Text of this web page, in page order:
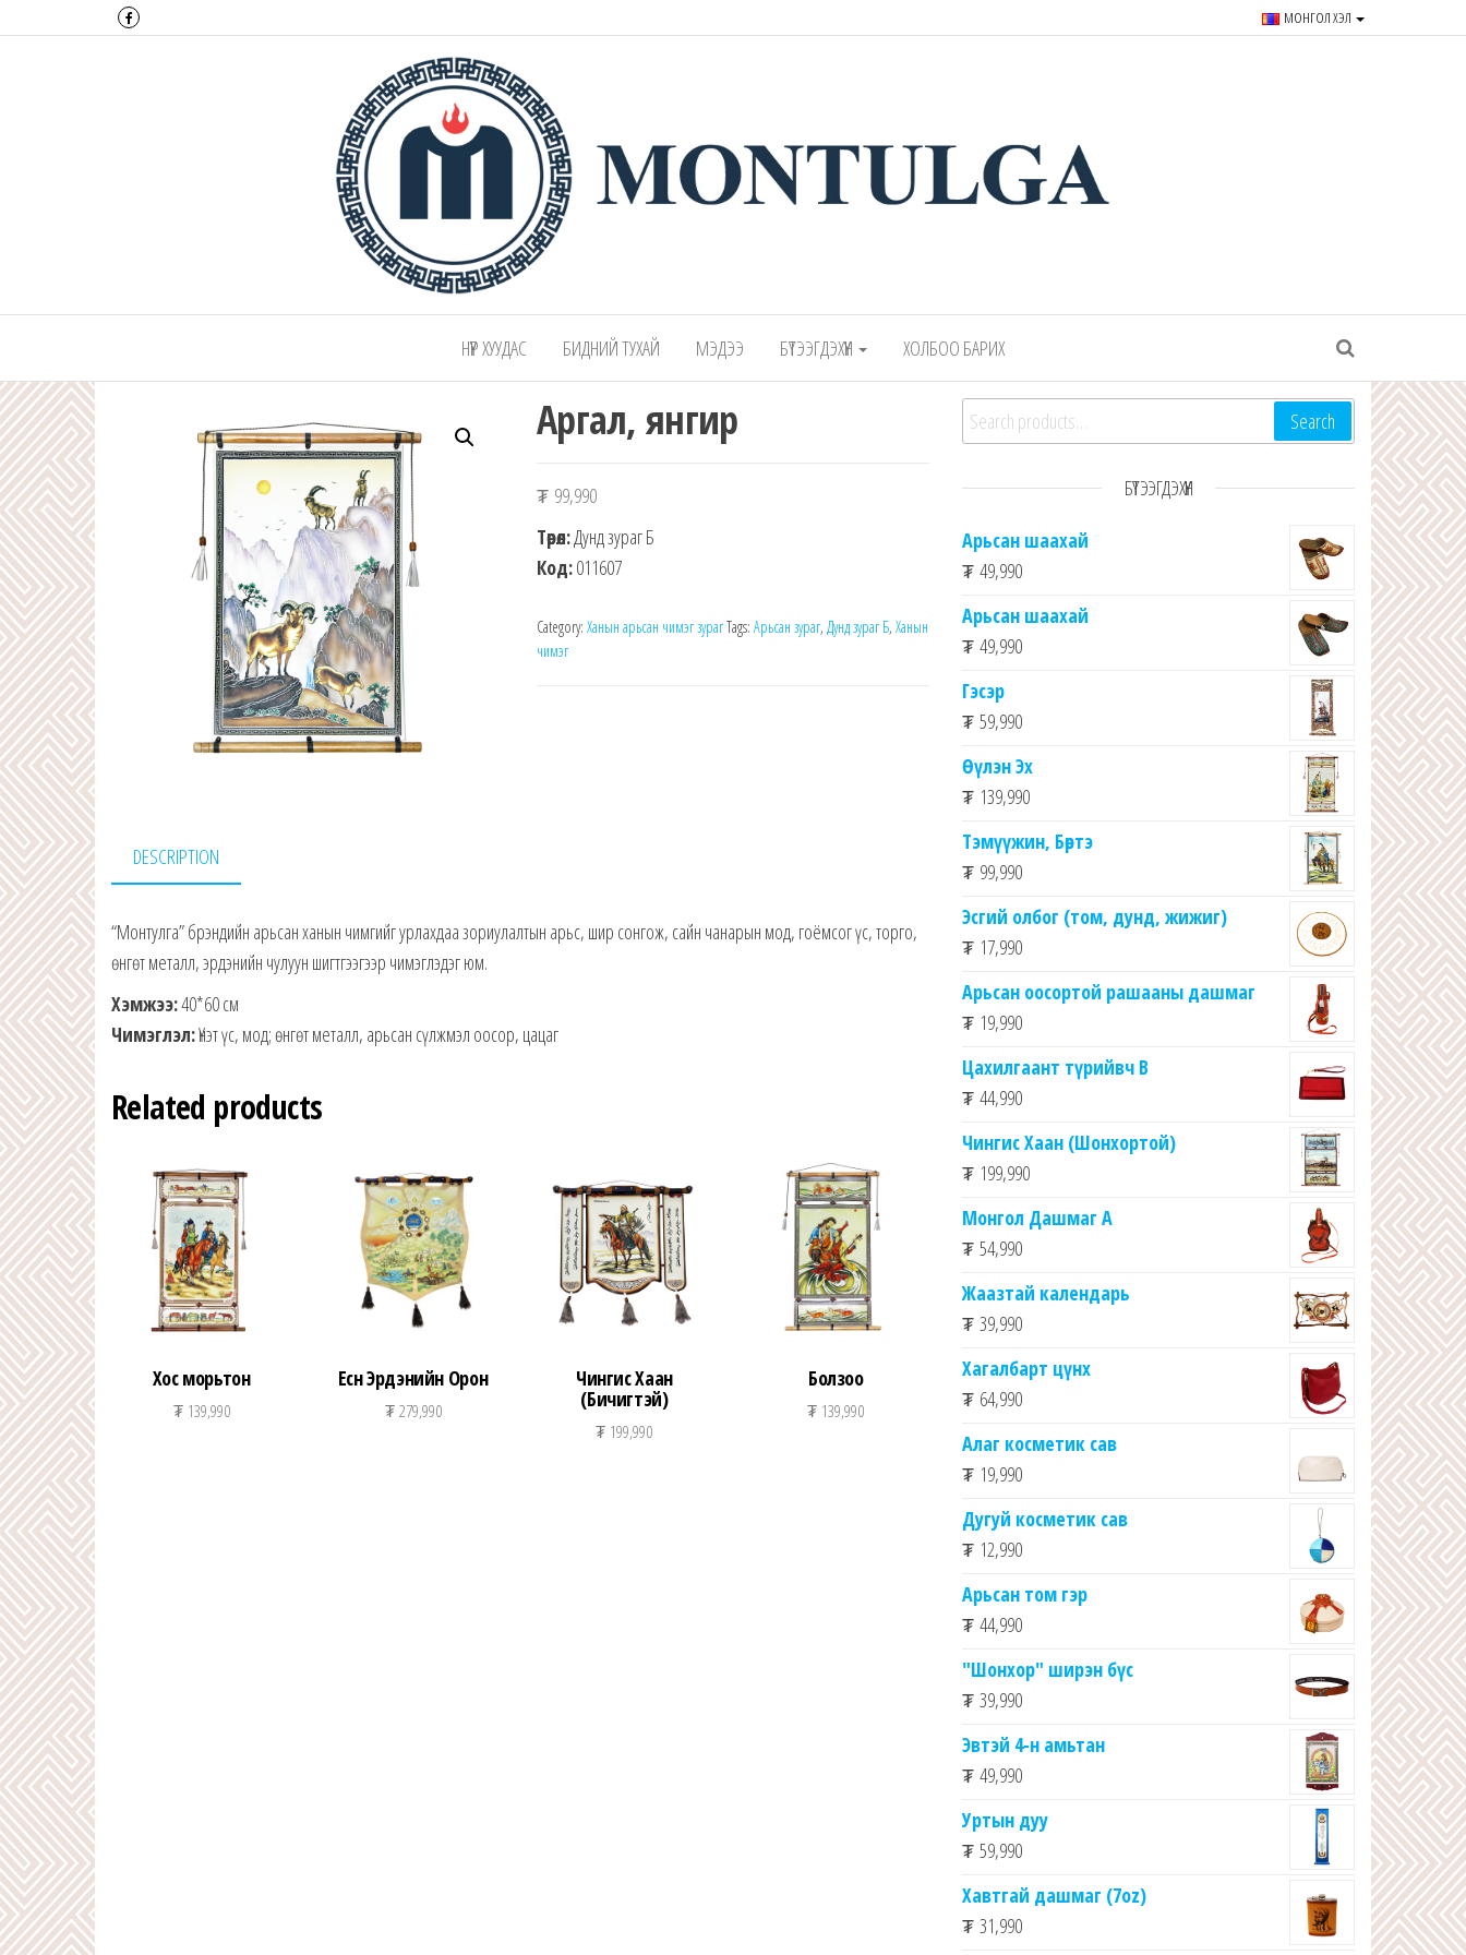
МОНГОЛ ХЭЛ
Монтулга ХХК – Montulga LLC
Mongolian leading manufacturer of leather souvenirs and goods since
НҮҮР ХУУДАС БИДНИЙ ТУХАЙ МЭДЭЭ БҮТЭЭГДЭХҮҮН ХОЛБОО БАРИХ
Аргал, янгир
₮ 99,990
Төрөл:Дунд зураг Б
Код:011607
Category: Ханын арьсан чимэг зурагTags: Арьсан зураг, Дунд зураг Б, Ханын
чимэг
DESCRIPTION
“Монтулга” брэндийн арьсан ханын чимгийг урлахдаа зориулалтын арьс, шир сонгож, сайн чанарын мод, гоёмсог үс, торго,
өнгөт металл, эрдэнийн чулуун шигтгээгээр чимэглэдэг юм.
Хэмжээ:40*60 см
Чимэглэл:Үнэт үс, мод; өнгөт металл, арьсан сүлжмэл оосор, цацаг
Related products
Хос морьтон
₮139,990
Есөн Эрдэнийн Орон
₮279,990
Чингис Хаан
(Бичигтэй)
₮ 199,990
Болзоо
₮ 139,990
Search for: Search
БҮТЭЭГДЭХҮҮН
Арьсан шаахай
₮ 49,990
Арьсан шаахай
₮ 49,990
Гэсэр
₮ 59,990
Өүлэн Эх
₮ 139,990
Тэмүүжин, Бөртэ
₮ 99,990
Эсгий олбог (том, дунд, жижиг)
₮ 17,990
Арьсан оосортой рашааны дашмаг
₮ 19,990
Цахилгаант түрийвч B
₮ 44,990
Чингис Хаан (Шонхортой)
₮ 199,990
Монгол Дашмаг А
₮ 54,990
Жаазтай календарь
₮ 39,990
Хагалбарт цүнх
₮ 64,990
Алаг косметик сав
₮ 19,990
Дугуй косметик сав
₮ 12,990
Арьсан том гэр
₮ 44,990
"Шонхор" ширэн бүс
₮ 39,990
Эвтэй 4-н амьтан
₮ 49,990
Уртын дуу
₮ 59,990
Хавтгай дашмаг (7oz)
₮ 31,990